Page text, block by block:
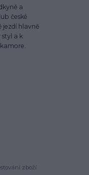
a
české
jezdí hlavně
styl a k
zboží